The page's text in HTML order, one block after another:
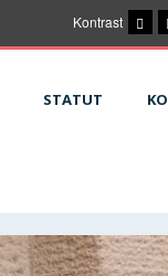
Kontrast
STATUT